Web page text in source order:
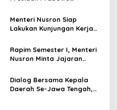
Desa Merah Putih
Menteri Nusron Siap
Lakukan Kunjungan Kerja
Perkuat Kolaborasi Lintas
Sektor
Rapim Semester I, Menteri
Nusron Minta Jajaran
Layanan Elektronik
Dialog Bersama Kepala
Daerah Se-Jawa Tengah,